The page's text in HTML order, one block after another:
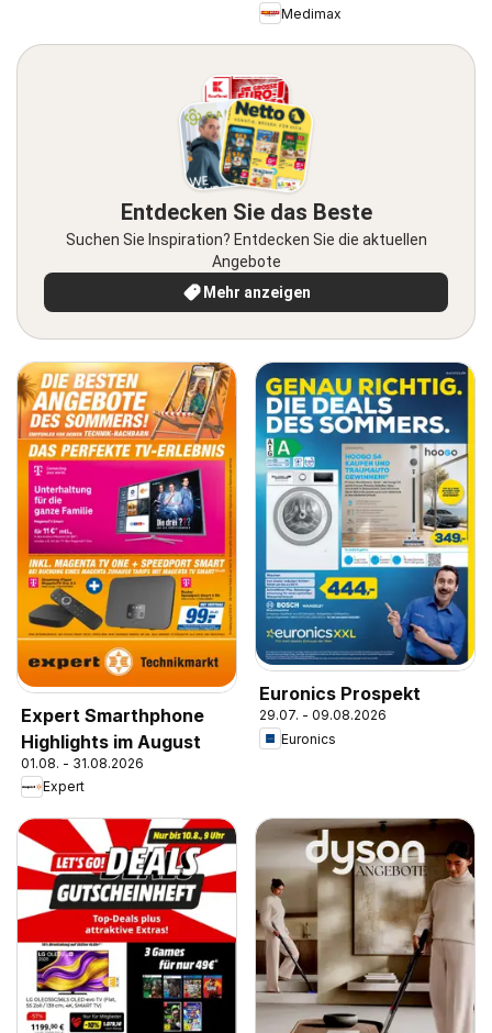
Medimax
Entdecken Sie das Beste
Suchen Sie Inspiration? Entdecken Sie die aktuellen
Angebote
Mehr anzeigen
Expert Smarthphone
Highlights im August
01.08. - 31.08.2026
Expert
Euronics Prospekt
29.07. - 09.08.2026
Euronics